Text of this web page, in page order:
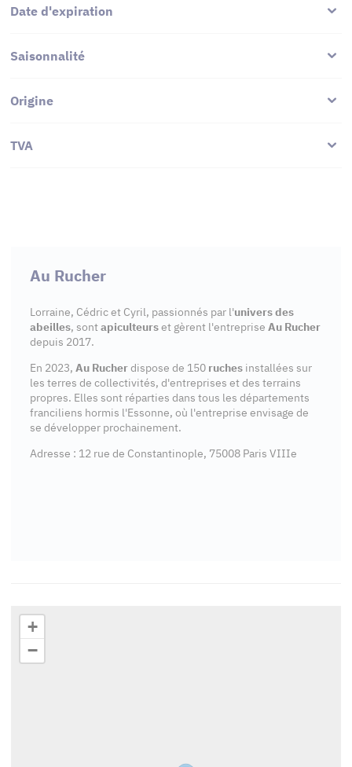
Date d'expiration
Saisonnalité
Origine
TVA
Au Rucher
Lorraine, Cédric et Cyril, passionnés par l'univers des
abeilles, sontapiculteurset gèrent l'entreprise Au Rucher
depuis 2017.
En 2023, Au Rucherdispose de 150 ruches installées sur
les terres de collectivités, d'entreprises et des terrains
propres. Elles sont réparties dans tous les départements
franciliens hormis l'Essonne, où l'entreprise envisage de
se développer prochainement.
Adresse : 12 rue de Constantinople, 75008 Paris VIIIe
+
−